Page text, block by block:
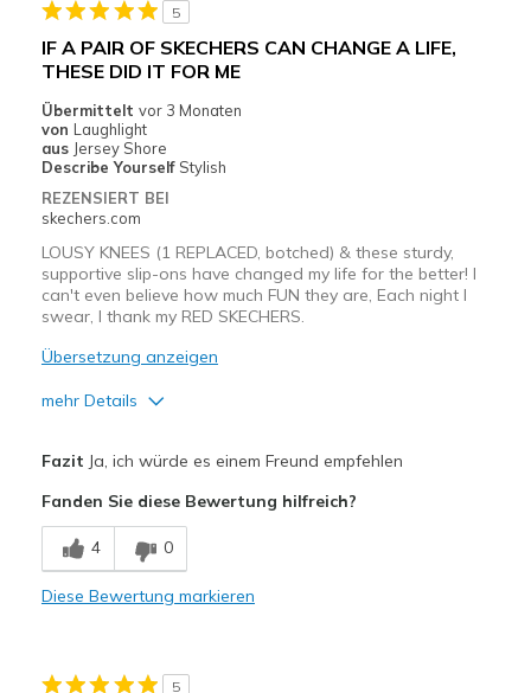
Sizing
Feels true to size
View On Shoes
Shoes are for Wearing
5
IF A PAIR OF SKECHERS CAN CHANGE A LIFE,
THESE DID IT FOR ME
Übermittelt vor 3 Monaten
von Laughlight
aus Jersey Shore
Describe Yourself Stylish
REZENSIERT BEI
skechers.com
LOUSY KNEES (1 REPLACED, botched) & these sturdy,
supportive slip-ons have changed my life for the better! I
can't even believe how much FUN they are, Each night I
swear, I thank my RED SKECHERS.
Übersetzung anzeigen
mehr Details
Comfortable
Durable
Fazit Ja, ich würde es einem Freund empfehlen
Fanden Sie diese Bewertung hilfreich?
4 0
Diese Bewertung markieren
5